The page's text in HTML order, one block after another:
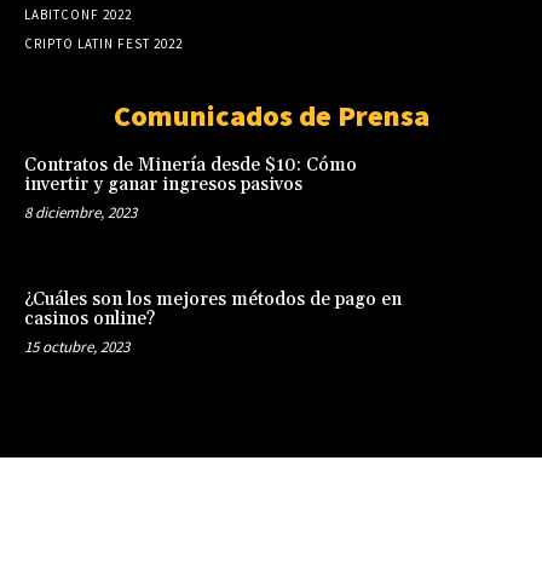
LABITCONF 2022
CRIPTO LATIN FEST 2022
Comunicados de Prensa
Contratos de Minería desde $10: Cómo
invertir y ganar ingresos pasivos
8 diciembre, 2023
¿Cuáles son los mejores métodos de pago en
casinos online?
15 octubre, 2023